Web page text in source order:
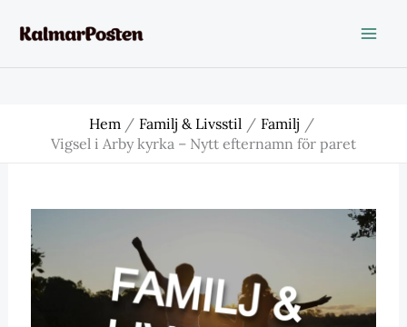
Hem Familj & Livsstil
Familj
Vigsel i Arby kyrka – Nytt efternamn för paret